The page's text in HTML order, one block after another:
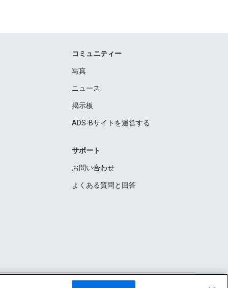
コミュニティー
写真
ニュース
掲示板
ADS-Bサイトを運営する
サポート
お問い合わせ
よくある質問と回答